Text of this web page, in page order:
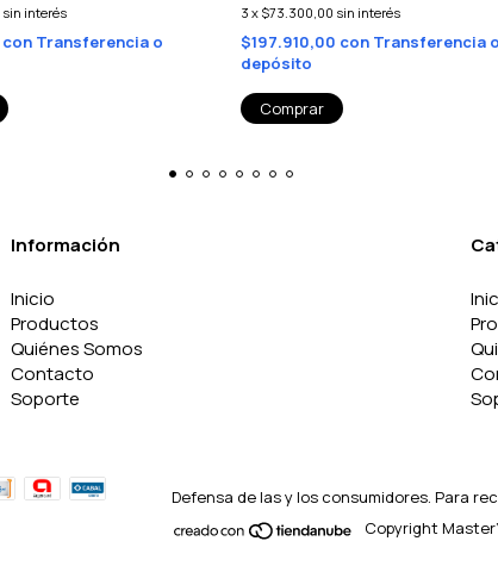
sin interés
con Transferencia o
3 x $73.300,00 sin interés
$197.910,00 con Transferencia o
depósito
Información
Inicio
Productos
Quiénes Somos
Contacto
Soporte
Defensa de las y los consumidores. Para
Copyright